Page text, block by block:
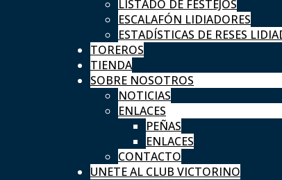
LISTADO DE FESTEJOS
ESCALAFÓN LIDIADORES
ESTADÍSTICAS DE RESES
TOREROS
TIENDA
SOBRE NOSOTROS
NOTICIAS
ENLACES
PEÑAS
ENLACES
CONTACTO
UNETE AL CLUB VICTORINO